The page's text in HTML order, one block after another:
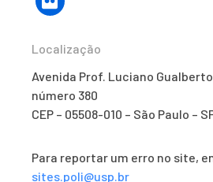
Localização
Avenida Prof. Luciano
número 380
CEP – 05508-010 – São Paulo –
Para reportar um erro no site,
sites.poli@usp.br